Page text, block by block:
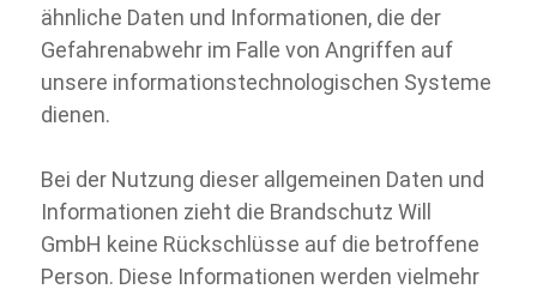
ähnliche Daten und Informationen, die der
Gefahrenabwehr im Falle von Angriffen auf
unsere informationstechnologischen Systeme
dienen.
Bei der Nutzung dieser allgemeinen Daten und
Informationen zieht die Brandschutz Will
GmbH keine Rückschlüsse auf die betroffene
Person. Diese Informationen werden vielmehr